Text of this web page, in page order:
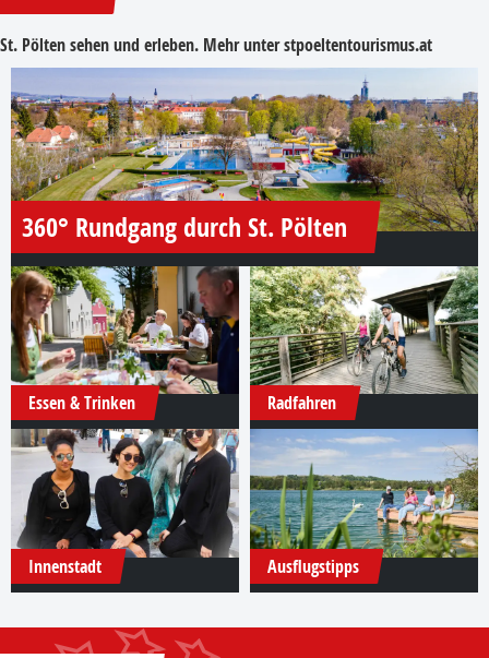
St. Pölten sehen und erleben. Mehr unterstpoeltentourismus.at
360° Rundgang durch St. Pölten
Essen & Trinken Radfahren
Innenstadt Ausflugstipps